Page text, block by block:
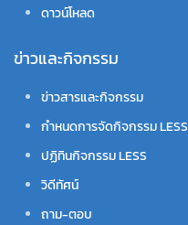
ดาวน์โหลด
ข่าวและกิจกรรม
ข่าวสารและกิจกรรม
กำหนดการจัดกิจกรรม LESS
ปฏิทินกิจกรรม LESS
วิดีทัศน์
ถาม-ตอบ